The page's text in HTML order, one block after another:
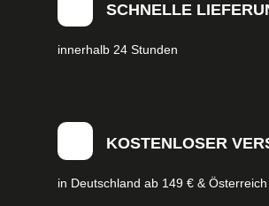
SCHNELLE
innerhalb 24 Stunden
KOSTENLOSER
in Deutschland ab 149 € &